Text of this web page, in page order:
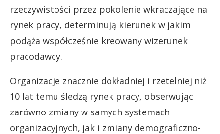
rzeczywistości przez pokolenie wkraczające na
rynek pracy, determinują kierunek w jakim
podąża współcześnie kreowany wizerunek
pracodawcy.
Organizacje znacznie dokładniej i rzetelniej niż
10 lat temu śledzą rynek pracy, obserwując
zarówno zmiany w samych systemach
organizacyjnych, jak i zmiany demograficzno-